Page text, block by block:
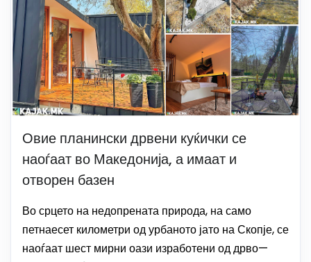
Овие планински дрвени куќички се
наоѓаат во Македонија, а имаат и
отворен базен
Во срцето на недопрената природа, на само
петнаесет километри од урбаното јато на Скопје, се
наоѓаат шест мирни оази изработени од дрво—